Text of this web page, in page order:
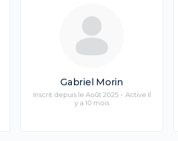
Gabriel Morin
Inscrit depuis le Août 2025 • Active Il
y a 10 mois